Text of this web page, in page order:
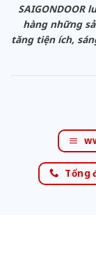
SAIGONDOOR
hàng những
tăng tiện ích,
Tổng